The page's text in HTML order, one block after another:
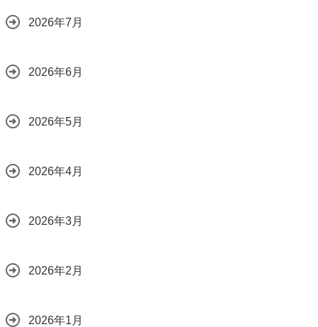
2026年7月
2026年6月
2026年5月
2026年4月
2026年3月
2026年2月
2026年1月